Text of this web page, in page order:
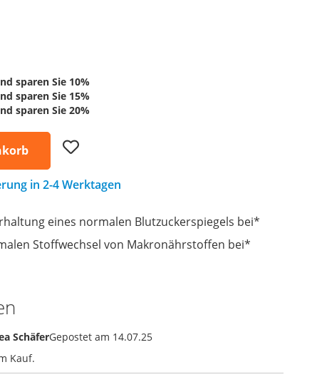
sparen Sie10%
sparen Sie15%
sparen Sie20%
List
in 2-4 Werktagen
eines normalen Blutzuckerspiegels bei*
Stoffwechsel von Makronährstoffen bei*
SchäferGepostet am 14.07.25
Kauf.